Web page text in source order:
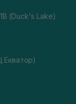
(Duck's Lake)
Екватор)